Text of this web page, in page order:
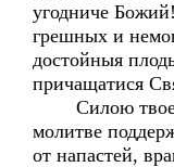
угодниче
грешных и
достойныя
причащатися
Силою твоею
молитве
от напастей,